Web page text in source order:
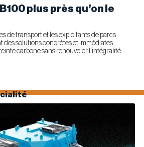
plus près qu’on le
de transport et les exploitants de parcs
des solutions concrètes et immédiates
carbone sans renouveler l'intégralité